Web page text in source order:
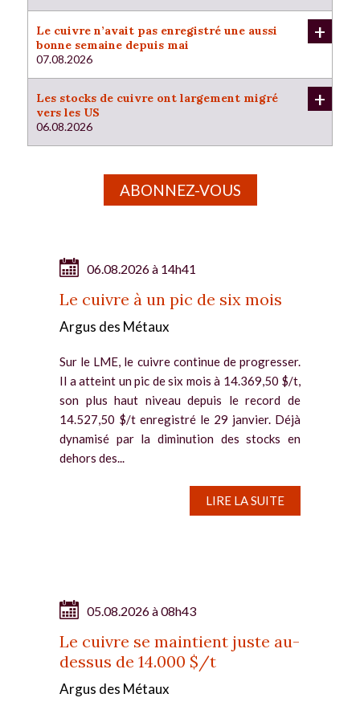
Le cuivre n’avait pas enregistré une aussi
bonne semaine depuis mai
07.08.2026
+
Les stocks de cuivre ont largement migré
vers les US
06.08.2026
+
ABONNEZ-VOUS
06.08.2026 à 14h41
Le cuivre à un pic de six mois
Argus des Métaux
Sur le LME, le cuivre continue de progresser.
Il a atteint un pic de six mois à 14.369,50 $/t,
son plus haut niveau depuis le record de
14.527,50 $/t enregistré le 29 janvier. Déjà
dynamisé par la diminution des stocks en
dehors des...
LIRE LA SUITE
05.08.2026 à 08h43
Le cuivre se maintient juste au-
dessus de 14.000 $/t
Argus des Métaux